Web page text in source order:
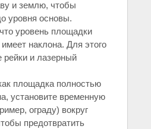
и землю, чтобы
уровня основы.
уровень площадки
наклона. Для этого
рейки и лазерный
площадка полностью
установите временную
ограду) вокруг
предотвратить